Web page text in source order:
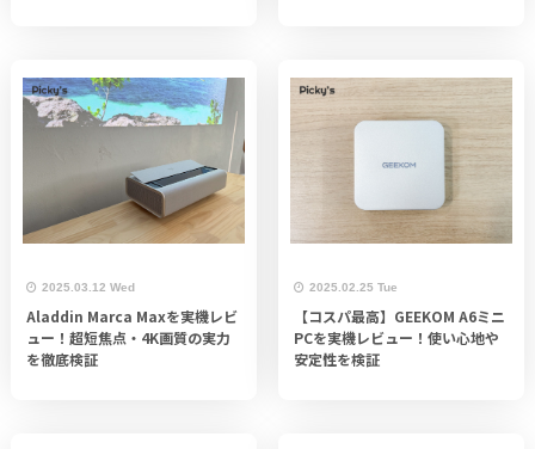
2025.03.12 Wed
Aladdin Marca Maxを実機レビ
ュー！超短焦点・4K画質の実力
を徹底検証
2025.02.25 Tue
【コスパ最高】GEEKOM A6ミニ
PCを実機レビュー！使い心地や
安定性を検証